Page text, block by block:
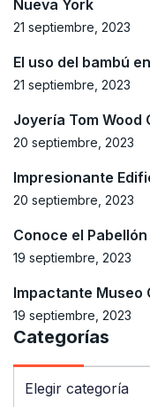
Nueva York
21 septiembre, 2023
El uso del bambú
21 septiembre, 2023
Joyería Tom Wood
20 septiembre, 2023
Impresionante
20 septiembre, 2023
Conoce el Pabellón
19 septiembre, 2023
Impactante Museo
19 septiembre, 2023
Categorías